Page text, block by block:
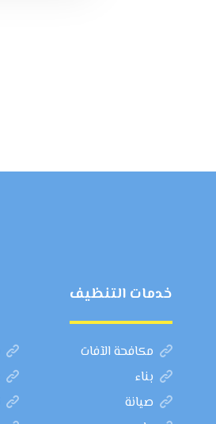
خدمات التنظيف
مكافحة الآفات
بناء
صيانة